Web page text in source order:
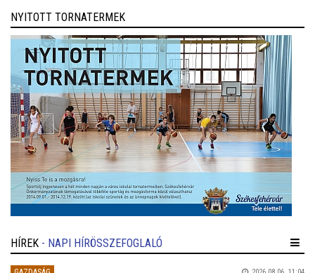
NYITOTT TORNATERMEK
HÍREK - NAPI HÍRÖSSZEFOGLALÓ